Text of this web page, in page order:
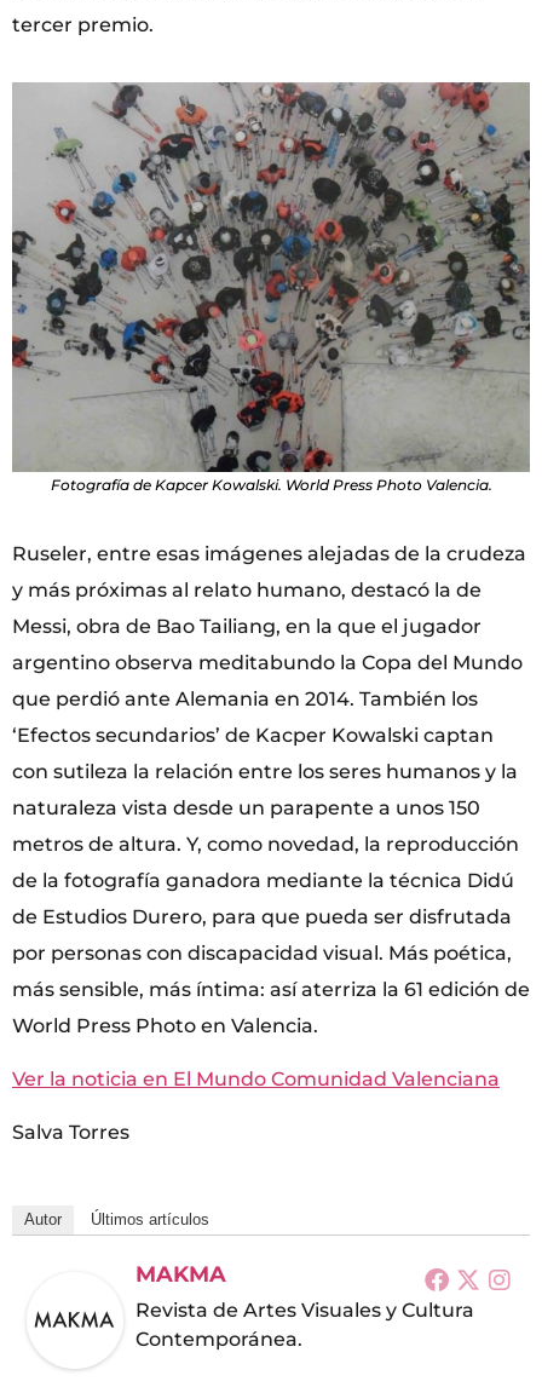
tercer premio.
Fotografía de Kapcer Kowalski. World Press Photo Valencia.
Ruseler, entre esas imágenes alejadas de la crudeza
y más próximas al relato humano, destacó la de
Messi, obra de Bao Tailiang, en la que el jugador
argentino observa meditabundo la Copa del Mundo
que perdió ante Alemania en 2014. También los
‘Efectos secundarios’ de Kacper Kowalski captan
con sutileza la relación entre los seres humanos y la
naturaleza vista desde un parapente a unos 150
metros de altura. Y, como novedad, la reproducción
de la fotografía ganadora mediante la técnica Didú
de Estudios Durero, para que pueda ser disfrutada
por personas con discapacidad visual. Más poética,
más sensible, más íntima: así aterriza la 61 edición de
World Press Photo en Valencia.
Ver la noticia en El Mundo Comunidad Valenciana
Salva Torres
Autor Últimos artículos
MAKMA
Revista de Artes Visuales y Cultura
Contemporánea.